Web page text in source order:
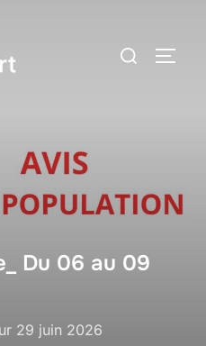
Du 06 au 09
29 juin 2026